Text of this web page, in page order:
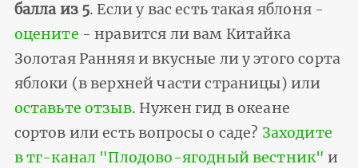
балла из 5. Если у вас есть такая яблоня -
оцените - нравится ли вам Китайка
Золотая Ранняя и вкусные ли у этого сорта
яблоки (в верхней части страницы) или
оставьте отзыв. Нужен гид в океане
сортов или есть вопросы о саде? Заходите
в тг-канал "Плодово-ягодный вестник" и